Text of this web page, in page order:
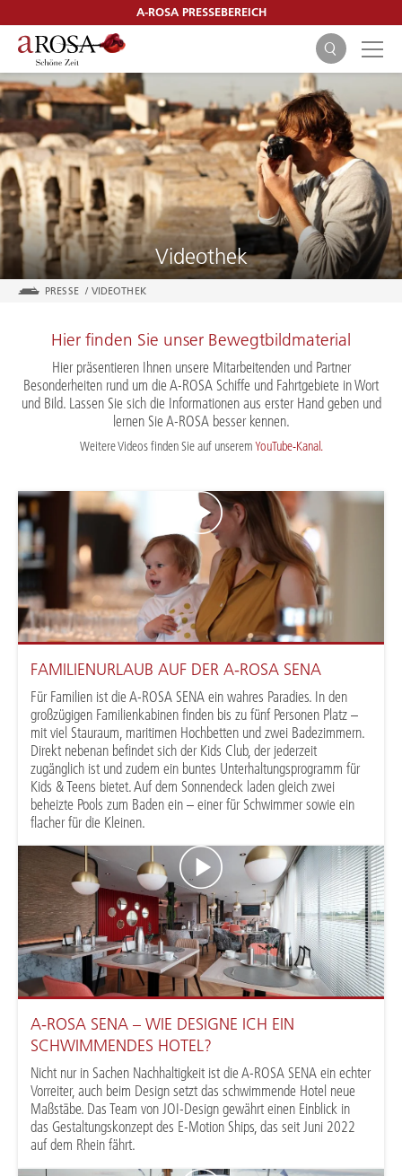
A-ROSA PRESSEBEREICH
SUCHEN
Videothek
PRESSE / VIDEOTHEK
Hier finden Sie unser Bewegtbildmaterial
Hier präsentieren Ihnen unsere Mitarbeitenden und Partner
Besonderheiten rund um die A-ROSA Schiffe und Fahrtgebiete in Wort
und Bild. Lassen Sie sich die Informationen aus erster Hand geben und
lernen Sie A-ROSA besser kennen.
Weitere Videos finden Sie auf unseremYouTube-Kanal.
FAMILIENURLAUB AUF DER A-ROSA SENA
Für Familien ist die A-ROSA SENA ein wahres Paradies. In den
großzügigen Familienkabinen finden bis zu fünf Personen Platz –
mit viel Stauraum, maritimen Hochbetten und zwei Badezimmern.
Direkt nebenan befindet sich der Kids Club, der jederzeit
zugänglich ist und zudem ein buntes Unterhaltungsprogramm für
Kids & Teens bietet. Auf dem Sonnendeck laden gleich zwei
beheizte Pools zum Baden ein – einer für Schwimmer sowie ein
flacher für die Kleinen.
A-ROSA SENA – WIE DESIGNE ICH EIN
SCHWIMMENDES HOTEL?
Nicht nur in Sachen Nachhaltigkeit ist die A-ROSA SENA ein echter
Vorreiter, auch beim Design setzt das schwimmende Hotel neue
Maßstäbe. Das Team von JOI-Design gewährt einen Einblick in
das Gestaltungskonzept des E-Motion Ships, das seit Juni 2022
auf dem Rhein fährt.